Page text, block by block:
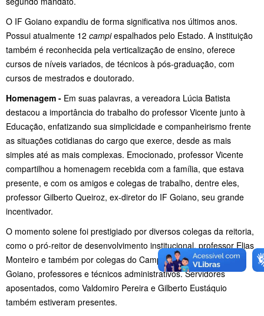
O IF Goiano expandiu de forma significativa nos últimos anos.
Possui atualmente 12 campiespalhados pelo Estado. A instituição
também é reconhecida pela verticalização de ensino, oferece
cursos de níveis variados, de técnicos à pós-graduação, com
cursos de mestrados e doutorado.
Homenagem - Em suas palavras, a vereadora Lúcia Batista
destacou a importância do trabalho do professor Vicente junto à
Educação, enfatizando sua simplicidade e companheirismo frente
as situações cotidianas do cargo que exerce, desde as mais
simples até as mais complexas. Emocionado, professor Vicente
compartilhou a homenagem recebida com a família, que estava
presente, e com os amigos e colegas de trabalho, dentre eles,
professor Gilberto Queiroz, ex-diretor do IF Goiano, seu grande
incentivador.
O momento solene foi prestigiado por diversos colegas da reitoria,
como o pró-reitor de desenvolvimento institucional, professor Elias
Monteiro e também por colegas do Campus Rio Verde do IF
Goiano, professores e técnicos administrativos. Servidores
aposentados, como Valdomiro Pereira e Gilberto Eustáquio
também estiveram presentes.